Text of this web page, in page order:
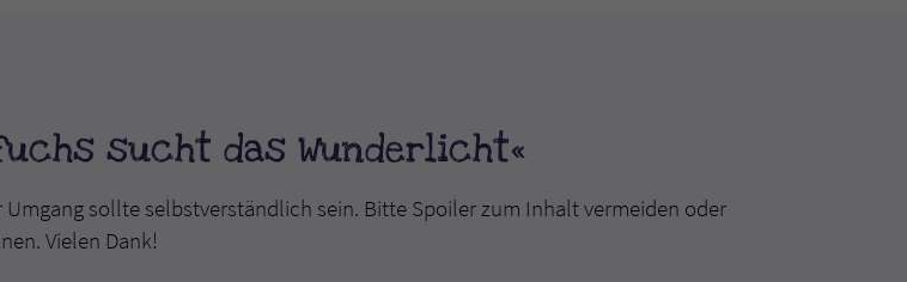
sucht das Wunderlicht«
sollte selbstverständlich sein. Bitte Spoiler zum Inhalt vermeiden oder
Vielen Dank!